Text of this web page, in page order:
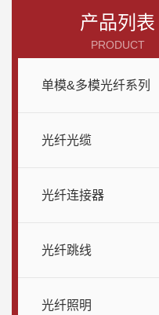
产品列表
PRODUCT
单模&多模光纤系列
光纤光缆
光纤连接器
光纤跳线
光纤照明